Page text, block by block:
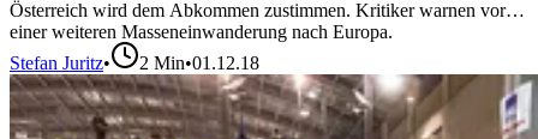
Österreich wird dem Abkommen zustimmen. Kritiker warnen vor
einer weiteren Masseneinwanderung nach Europa.
Stefan Juritz• 2 Min•01.12.18